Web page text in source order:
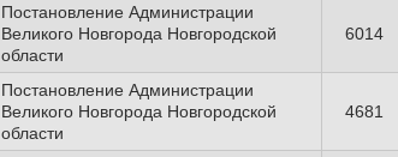
Постановление Администрации
Великого Новгорода Новгородской
области
6014
Постановление Администрации
Великого Новгорода Новгородской
области
4681